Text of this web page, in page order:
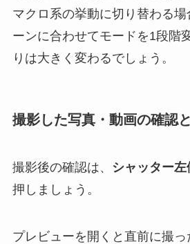
マクロ系の挙動に切り替わる
ーンに合わせてモードを1段階
りは大きく変わるでしょう。
撮影した写真・動画の確認
撮影後の確認は、 シャッター
押しましょう。
プレビューを開くと直前に撮